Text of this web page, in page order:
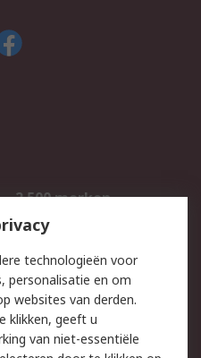
2.500 merken
Inkoopoplossingen
Email veiligheid
technologieën voor
personalisatie en om
websites van derden.
klikken, geeft u
van niet-essentiële